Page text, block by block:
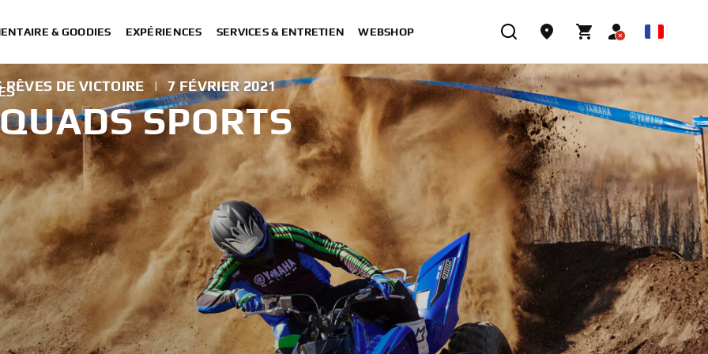
& GOODIES EXPÉRIENCES SERVICES & ENTRETIEN WEBSHOP
DE VICTOIRE | 7 FÉVRIER 2021
SPORTS